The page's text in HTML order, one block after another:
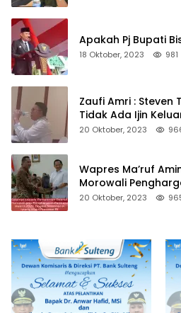
Apakah Pj Bupati
18 Oktober, 2023 981
Zaufi Amri : Steven
Tidak Ada Ijin
20 Oktober, 2023
Wapres Ma’ruf
Morowali
20 Oktober, 2023